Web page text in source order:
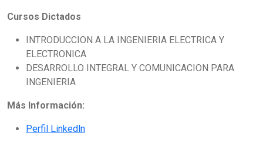
Cursos Dictados
INTRODUCCION A LA INGENIERIA ELECTRICA Y
ELECTRONICA
DESARROLLO INTEGRAL Y COMUNICACION PARA
INGENIERIA
Más Información:
Perfil Linkedln